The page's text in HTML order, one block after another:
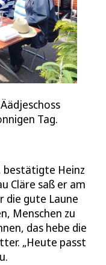
Tag.
bestätigte Heinz
Cläre saß er am
die gute Laune
Menschen zu
das hebe die
„Heute passt